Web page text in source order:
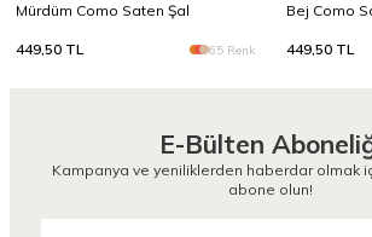
Mürdüm Como Saten Şal
449,50 TL 65 Renk
Bej Como
449,50 TL
E-Bülten
Kampanya ve yeniliklerden haberdar olmak
abone olun!